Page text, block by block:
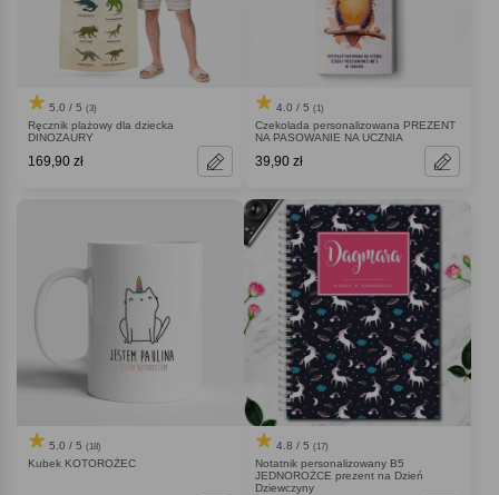
5.0 / 5 (3)
Ręcznik plażowy dla dziecka
DINOZAURY
169,90 zł
4.0 / 5 (1)
Czekolada personalizowana PREZENT
NA PASOWANIE NA UCZNIA
39,90 zł
5.0 / 5 (18)
Kubek KOTOROŻEC
4.8 / 5 (17)
Notatnik personalizowany B5
JEDNOROŻCE prezent na Dzień
Dziewczyny